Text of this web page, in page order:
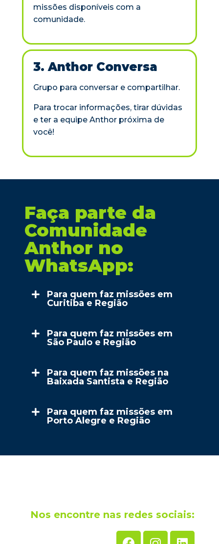
missões disponíveis com a
comunidade.
3. Anthor Conversa
Grupo para conversar e compartilhar.
Para trocar informações, tirar dúvidas
e ter a equipe Anthor próxima de
você!
Faça parte da
Comunidade
Anthor no
WhatsApp:
Para quem faz missões em
Curitiba e Região
Para quem faz missões em
São Paulo e Região
Para quem faz missões na
Baixada Santista e Região
Para quem faz missões em
Porto Alegre e Região
Nos encontre nas redes sociais: